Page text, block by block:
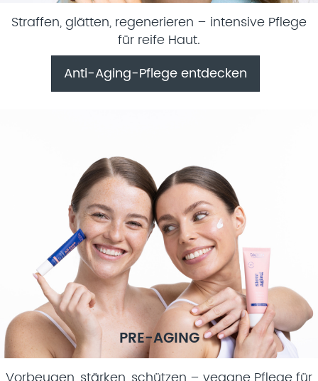
Straffen, glätten, regenerieren – intensive Pflege
für reife Haut.
Anti-Aging-Pflege entdecken
PRE-AGING